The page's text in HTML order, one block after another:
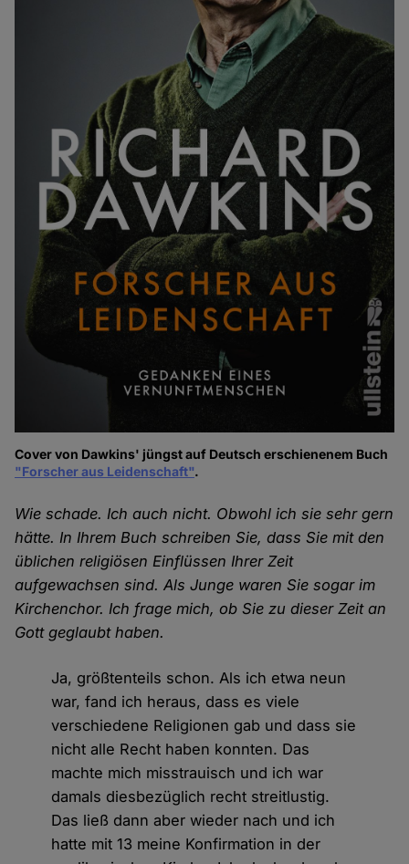
Cover von Dawkins' jüngst auf Deutsch erschienenem Buch
"Forscher aus Leidenschaft".
Wie schade. Ich auch nicht. Obwohl ich sie sehr gern
hätte. In Ihrem Buch schreiben Sie, dass Sie mit den
üblichen religiösen Einflüssen Ihrer Zeit
aufgewachsen sind. Als Junge waren Sie sogar im
Kirchenchor. Ich frage mich, ob Sie zu dieser Zeit an
Gott geglaubt haben.
Ja, größtenteils schon. Als ich etwa neun
war, fand ich heraus, dass es viele
verschiedene Religionen gab und dass sie
nicht alle Recht haben konnten. Das
machte mich misstrauisch und ich war
damals diesbezüglich recht streitlustig.
Das ließ dann aber wieder nach und ich
hatte mit 13 meine Konfirmation in der